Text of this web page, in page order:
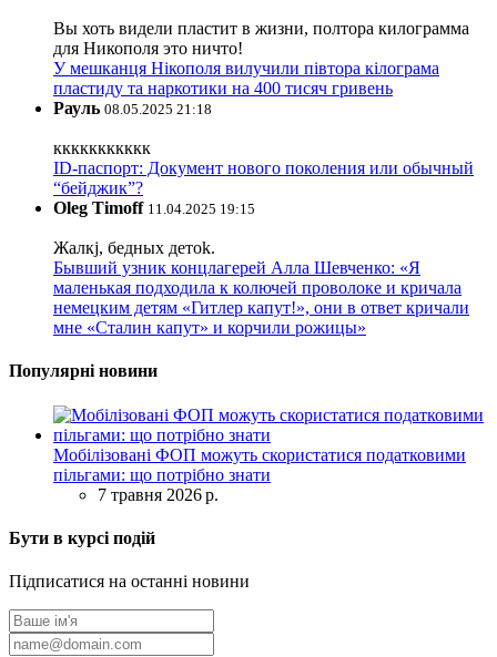
Вы хоть видели пластит в жизни, полтора килограмма
для Никополя это ничто!
У мешканця Нікополя вилучили півтора кілограма
пластиду та наркотики на 400 тисяч гривень
Рауль 08.05.2025 21:18
ккккккккккк
ID-паспорт: Документ нового поколения или обычный
“бейджик”?
Oleg Timoff 11.04.2025 19:15
Жалкj, бедных детok.
Бывший узник концлагерей Алла Шевченко: «Я
маленькая подходила к колючей проволоке и кричала
немецким детям «Гитлер капут!», они в ответ кричали
мне «Сталин капут» и корчили рожицы»
Популярні новини
Мобілізовані ФОП можуть скористатися податковими
пільгами: що потрібно знати
7 травня 2026 р.
Бути в курсі подій
Підписатися на останні новини